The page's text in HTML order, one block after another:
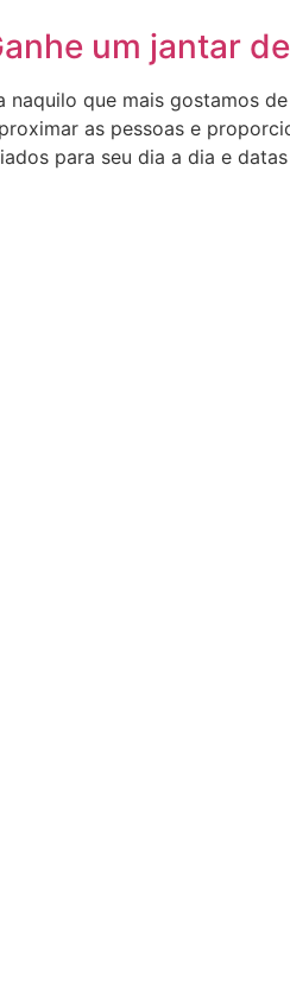
um jantar
naquilo que mais gostamos
as pessoas e
para seu dia a dia e